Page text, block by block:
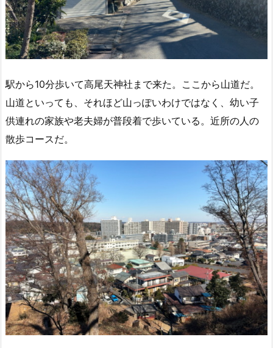
駅から10分歩いて高尾天神社まで来た。ここから山道だ。
山道といっても、それほど山っぽいわけではなく、幼い子
供連れの家族や老夫婦が普段着で歩いている。近所の人の
散歩コースだ。